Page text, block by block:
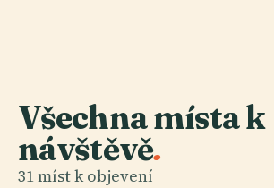
Všechna místa k
návštěvě.
31 míst k objevení